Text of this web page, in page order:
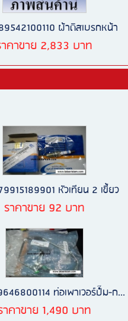
ผ้าดิสเบรกหน้า
คาขาย 2,833 บาท
หัวเทียน 2 เขี้ยว
ราคาขาย 92 บาท
ท่อเพาเวอร์ปํ๊ม-ก...
าคาขาย 1,490 บาท